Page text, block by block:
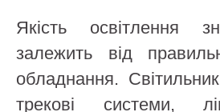
Якість освітлення
залежить від
обладнання.
трекові системи,